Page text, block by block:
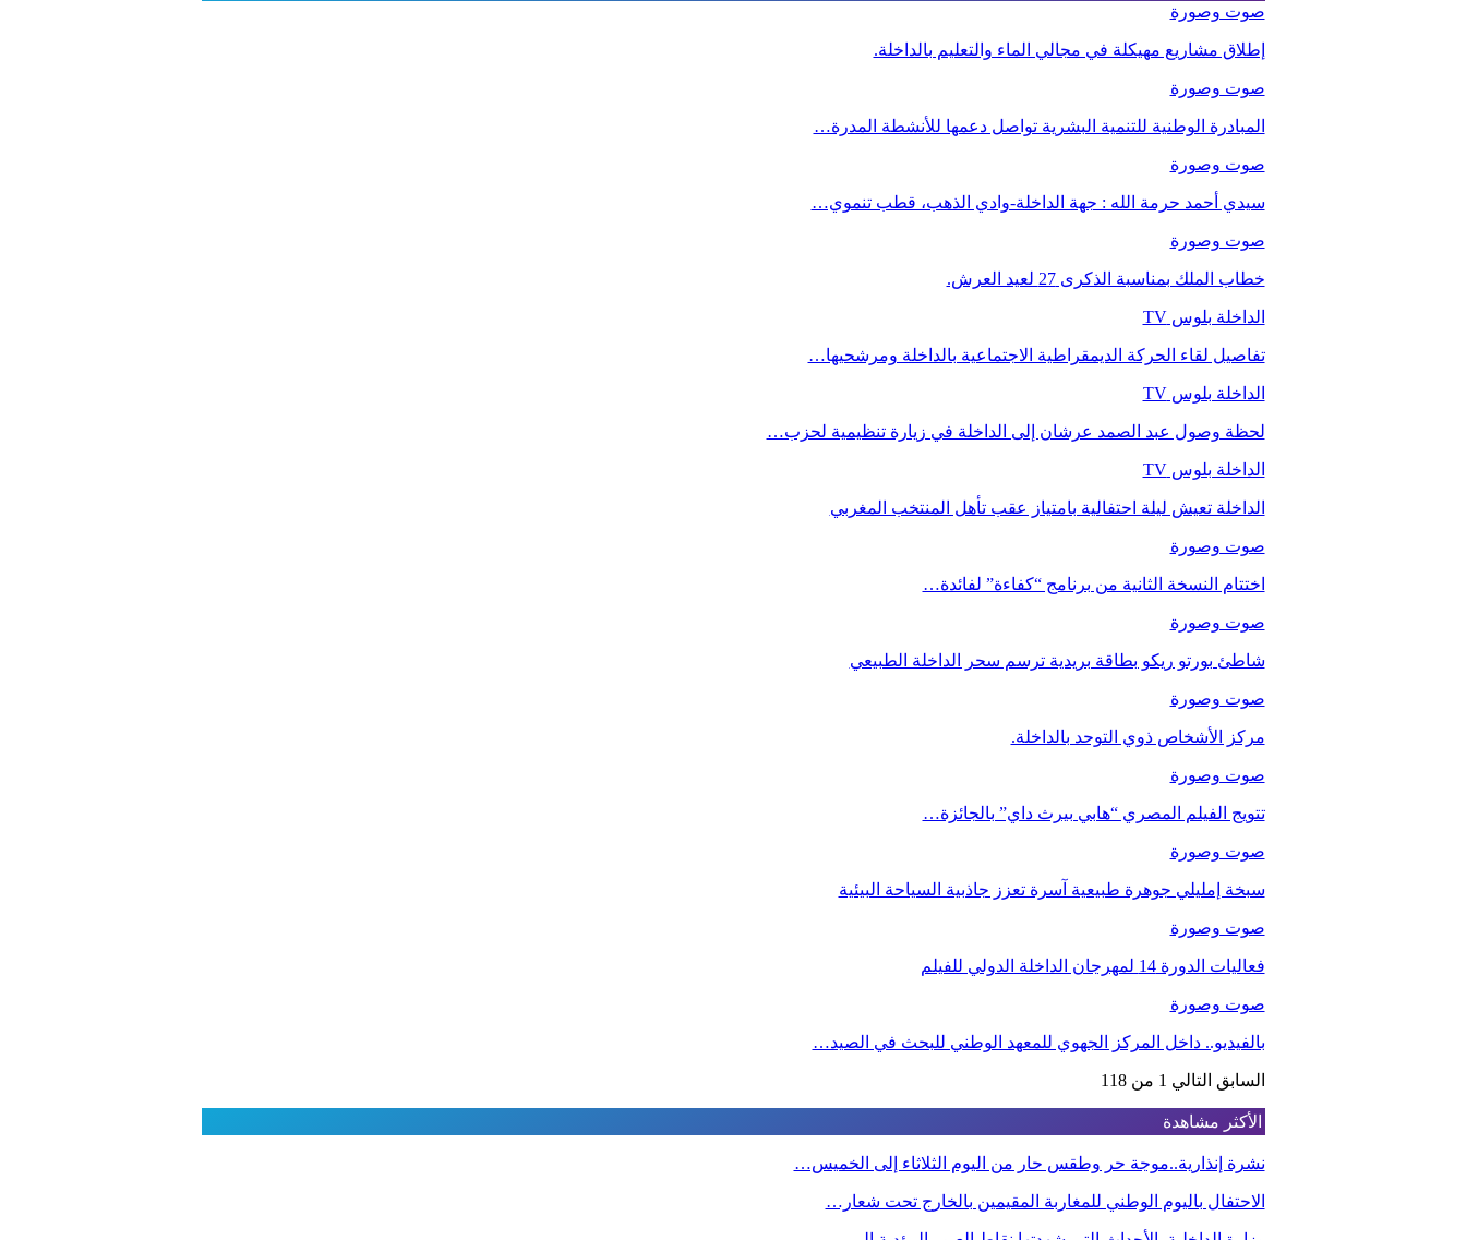
صوت وصورة
إطلاق مشاريع مهيكلة في مجالي الماء والتعليم بالداخلة.
صوت وصورة
المبادرة الوطنية للتنمية البشرية تواصل دعمها للأنشطة المدرة…
صوت وصورة
سيدي أحمد حرمة الله : جهة الداخلة-وادي الذهب، قطب تنموي…
صوت وصورة
خطاب الملك بمناسبة الذكرى 27 لعيد العرش.
الداخلة بلوس TV
تفاصيل لقاء الحركة الديمقراطية الاجتماعية بالداخلة ومرشحيها…
الداخلة بلوس TV
لحظة وصول عبد الصمد عرشان إلى الداخلة في زيارة تنظيمية لحزب…
الداخلة بلوس TV
الداخلة تعيش ليلة احتفالية بامتياز عقب تأهل المنتخب المغربي
صوت وصورة
اختتام النسخة الثانية من برنامج “كفاءة” لفائدة…
صوت وصورة
شاطئ بورتو ريكو بطاقة بريدية ترسم سحر الداخلة الطبيعي
صوت وصورة
مركز الأشخاص ذوي التوحد بالداخلة.
صوت وصورة
تتويج الفيلم المصري “هابي بيرث داي” بالجائزة…
صوت وصورة
سبخة إمليلي جوهرة طبيعية آسرة تعزز جاذبية السياحة البيئية
صوت وصورة
فعاليات الدورة 14 لمهرجان الداخلة الدولي للفيلم
صوت وصورة
بالفيديو.. داخل المركز الجهوي للمعهد الوطني للبحث في الصيد…
السابق التالي 1 من 118
الأكثر مشاهدة
نشرة إنذارية..موجة حر وطقس حار من اليوم الثلاثاء إلى الخميس…
الاحتفال باليوم الوطني للمغاربة المقيمين بالخارج تحت شعار…